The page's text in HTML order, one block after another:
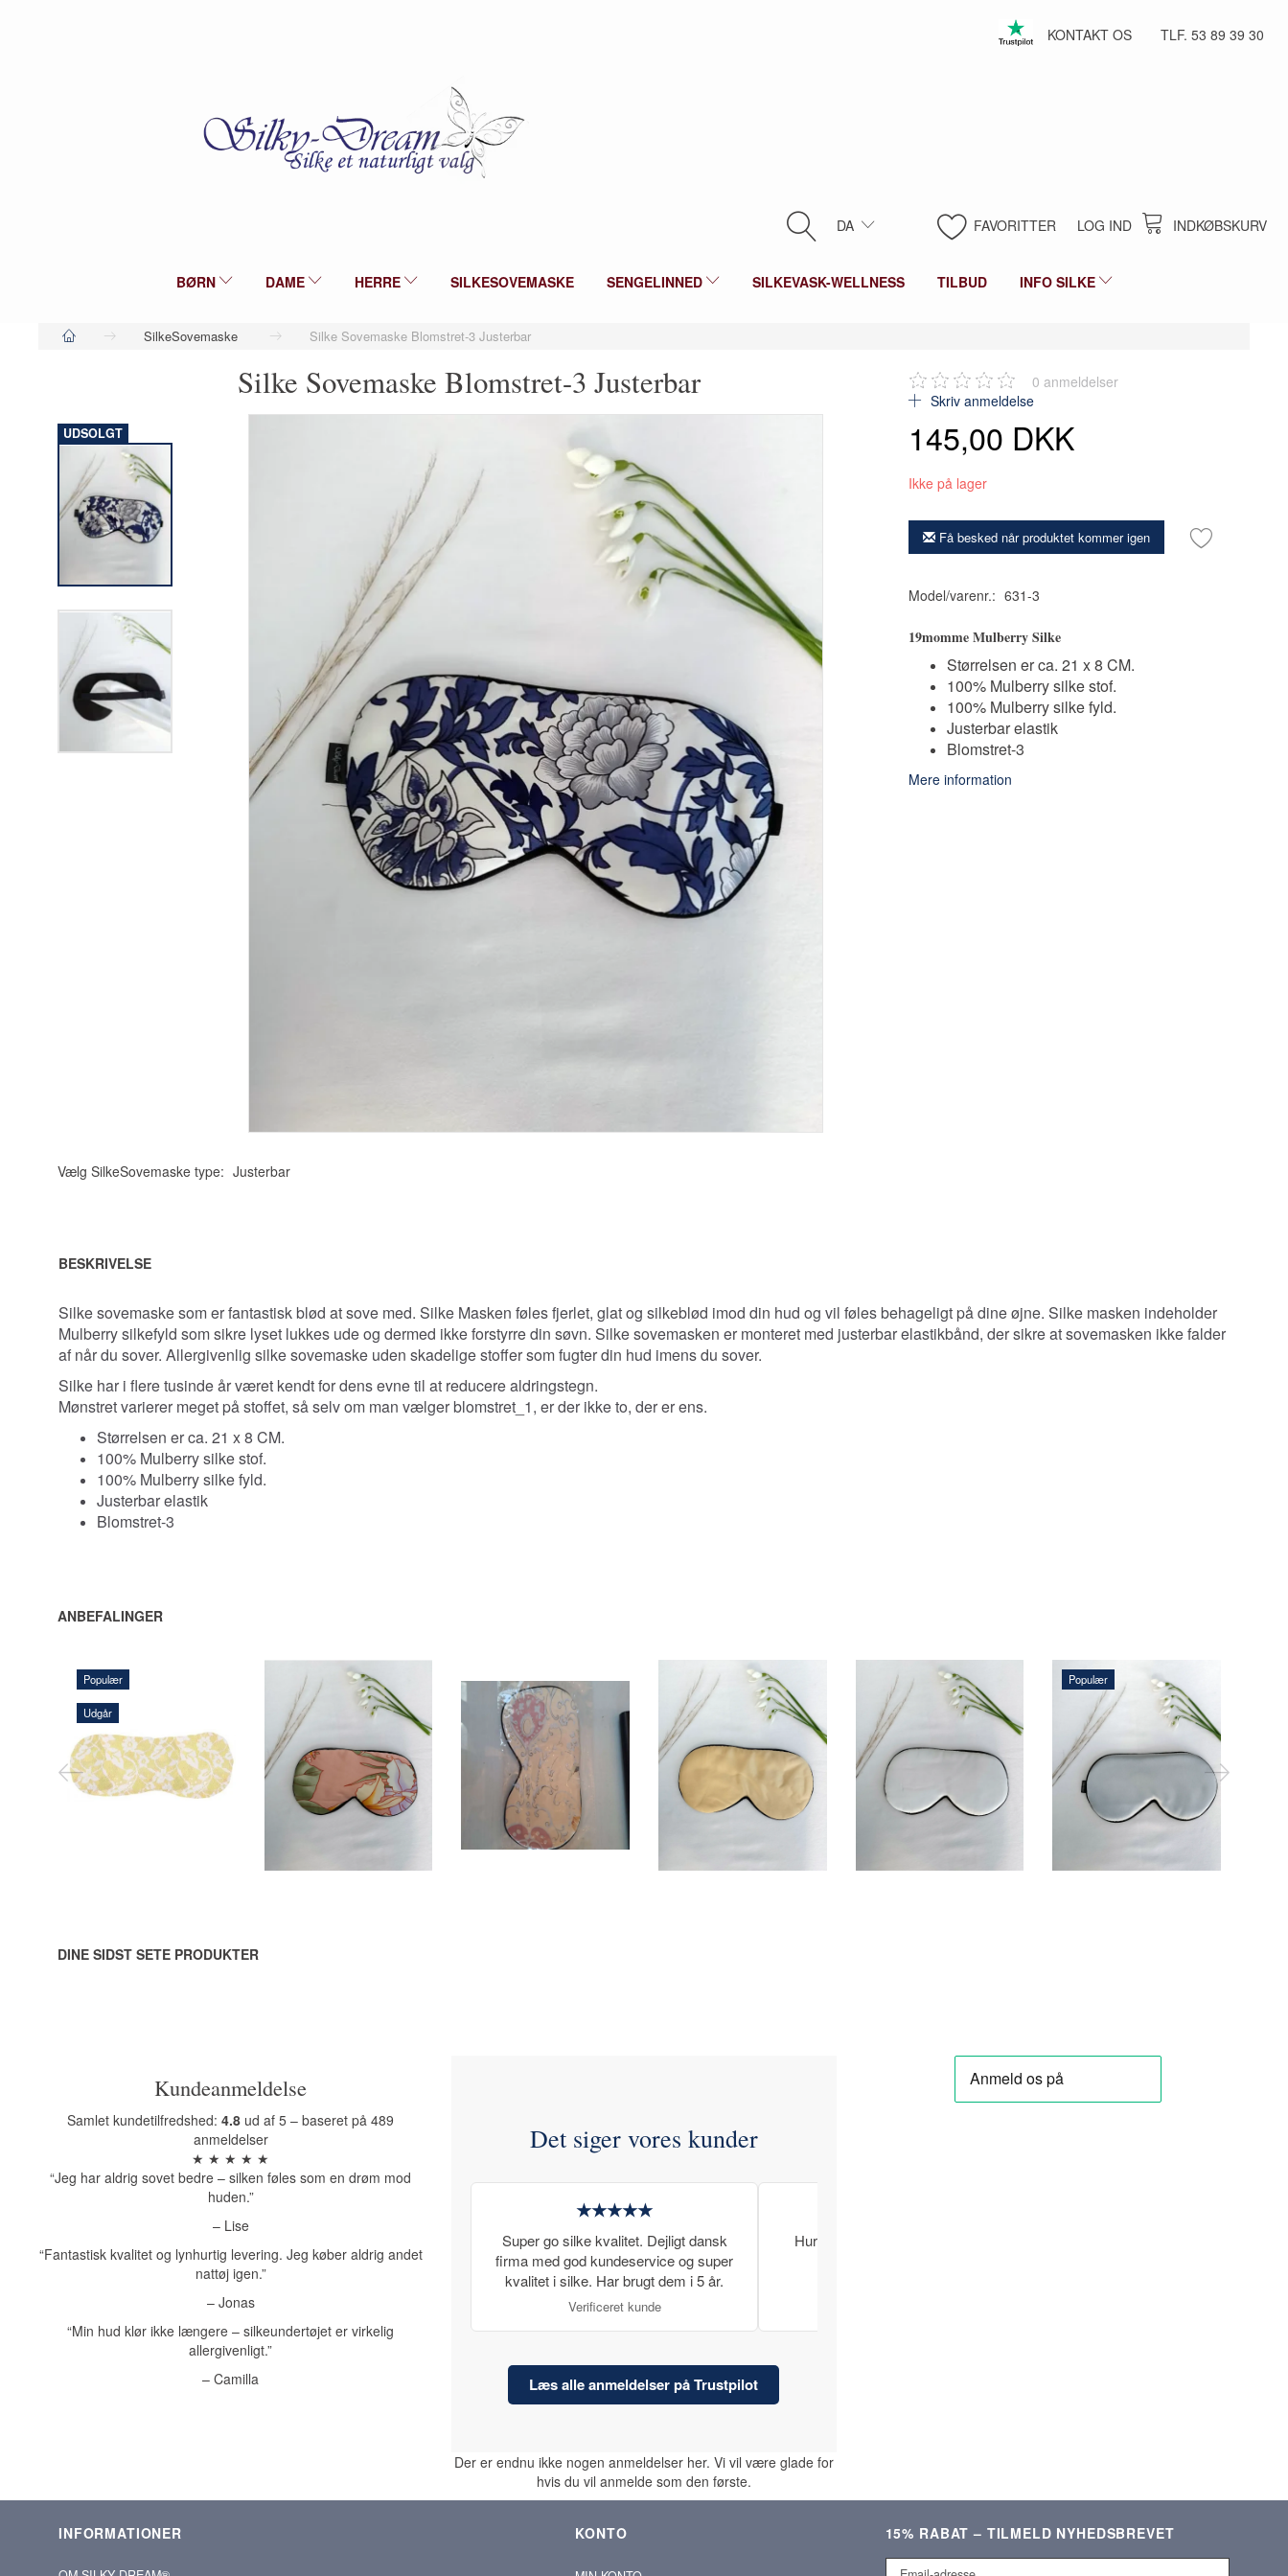
TLF. 53 89 39 30
KONTAKT OS
INDKØBSKURV
FAVORITTER LOG IND
DA
BØRN DAME HERRE SILKESOVEMASKE SENGELINNED SILKEVASK-WELLNESS TILBUD INFO SILKE
SilkeSovemaske Silke Sovemaske Blomstret-3 Justerbar
Silke Sovemaske Blomstret-3 Justerbar
UDSOLGT
Vælg SilkeSovemaske type: Justerbar
0 anmeldelser
Skriv anmeldelse
145,00 DKK
Ikke på lager
Få besked når produktet kommer igen
Model/varenr.: 631-3
19momme Mulberry Silke
Størrelsen er ca. 21 x 8 CM.
100% Mulberry silke stof.
100% Mulberry silke fyld.
Justerbar elastik
Blomstret-3
Mere information
BESKRIVELSE
Silke sovemaske som er fantastisk blød at sove med. Silke Masken føles fjerlet, glat og silkeblød imod din hud og vil føles behageligt på dine øjne. Silke masken indeholder
Mulberry silkefyld som sikre lyset lukkes ude og dermed ikke forstyrre din søvn. Silke sovemasken er monteret med justerbar elastikbånd, der sikre at sovemasken ikke falder
af når du sover. Allergivenlig silke sovemaske uden skadelige stoffer som fugter din hud imens du sover.
Silke har i flere tusinde år været kendt for dens evne til at reducere aldringstegn.
Mønstret varierer meget på stoffet, så selv om man vælger blomstret_1, er der ikke to, der er ens.
Størrelsen er ca. 21 x 8 CM.
100% Mulberry silke stof.
100% Mulberry silke fyld.
Justerbar elastik
Blomstret-3
ANBEFALINGER
Populær
Udgår
135,00 DKK 145,00 DKK
LÆG I KURV
145,00 DKK
LÆG I KURV
145,00 DKK 145,00 DKK
Populær
145,00 DKK
LÆG I KURV
DINE SIDST SETE PRODUKTER
Kundeanmeldelse
Samlet kundetilfredshed:4.8 ud af 5 – baseret på 489
anmeldelser
★ ★ ★ ★ ★
“Jeg har aldrig sovet bedre – silken føles som en drøm mod
huden.”
– Lise
“Fantastisk kvalitet og lynhurtig levering. Jeg køber aldrig andet
nattøj igen.”
– Jonas
“Min hud klør ikke længere – silkeundertøjet er virkelig
allergivenligt.”
– Camilla
Det siger vores kunder
★★★★★
Super go silke kvalitet. Dejligt dansk
firma med god kundeservice og super
kvalitet i silke. Har brugt dem i 5 år.
Verificeret kunde
Hurtig levering og lækre produkter.
Læs alle anmeldelser på Trustpilot
Der er endnu ikke nogen anmeldelser her. Vi vil være glade for
hvis du vil anmelde som den første.
INFORMATIONER KONTO 15% RABAT – TILMELD NYHEDSBREVET
Email-